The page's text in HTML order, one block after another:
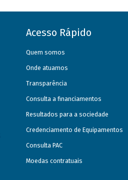
Acesso Rápido
Quem somos
Onde atuamos
Transparência
Consulta a financiamentos
Resultados para a sociedade
Credenciamento de Equipamentos
Consulta PAC
Moedas contratuais